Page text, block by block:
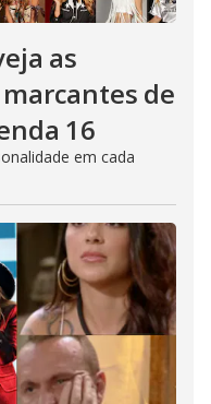
as
de
16
em cada